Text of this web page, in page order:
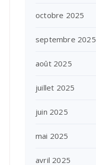
octobre 2025
septembre 2025
août 2025
juillet 2025
juin 2025
mai 2025
avril 2025